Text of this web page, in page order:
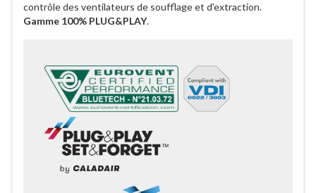
contrôle des ventilateurs de soufflage et d'extraction.
Gamme 100% PLUG&PLAY.